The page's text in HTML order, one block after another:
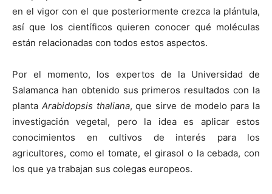
en el vigor con el que posteriormente crezca la plántula,
así que los científicos quieren conocer qué moléculas
están relacionadas con todos estos aspectos.
Por el momento, los expertos de la Universidad de
Salamanca han obtenido sus primeros resultados con la
planta Arabidopsis thaliana, que sirve de modelo para la
investigación vegetal, pero la idea es aplicar estos
conocimientos en cultivos de interés para los
agricultores, como el tomate, el girasol o la cebada, con
los que ya trabajan sus colegas europeos.